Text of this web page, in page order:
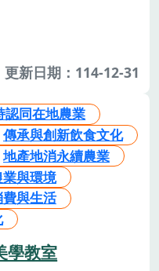
更新日期：114-12-31
認同在地農業
傳承與創新飲食文化
地產地消永續農業
業與環境
與生活
學教室